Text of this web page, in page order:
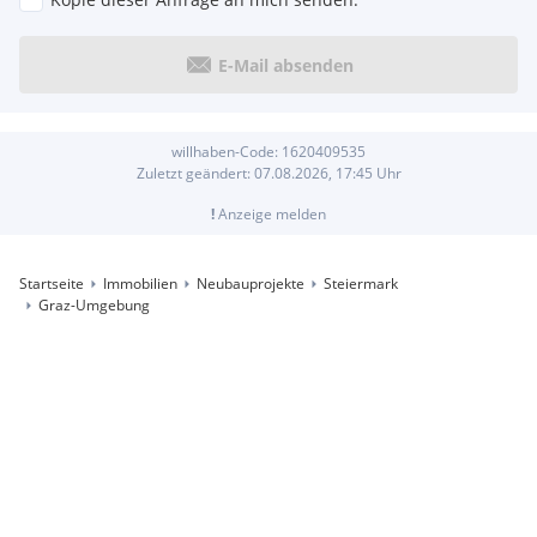
E-Mail absenden
willhaben-Code: 1620409535
Zuletzt geändert: 07.08.2026, 17:45 Uhr
!Anzeige melden
Startseite Immobilien Neubauprojekte
Steiermark
Graz-Umgebung